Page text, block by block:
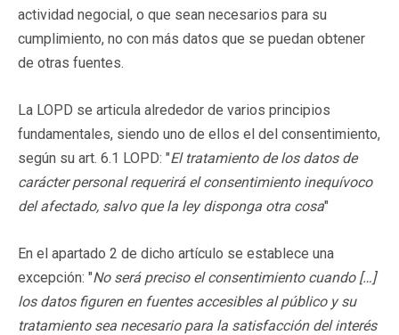
actividad negocial, o que sean necesarios para su
cumplimiento, no con más datos que se puedan obtener
de otras fuentes.
La LOPD se articula alrededor de varios principios
fundamentales, siendo uno de ellos el del consentimiento,
según su art. 6.1 LOPD: "El tratamiento de los datos de
carácter personal requerirá el consentimiento inequívoco
del afectado, salvo que la ley disponga otra cosa"
En el apartado 2 de dicho artículo se establece una
excepción: "No será preciso el consentimiento cuando […]
los datos figuren en fuentes accesibles al público y su
tratamiento sea necesario para la satisfacción del interés